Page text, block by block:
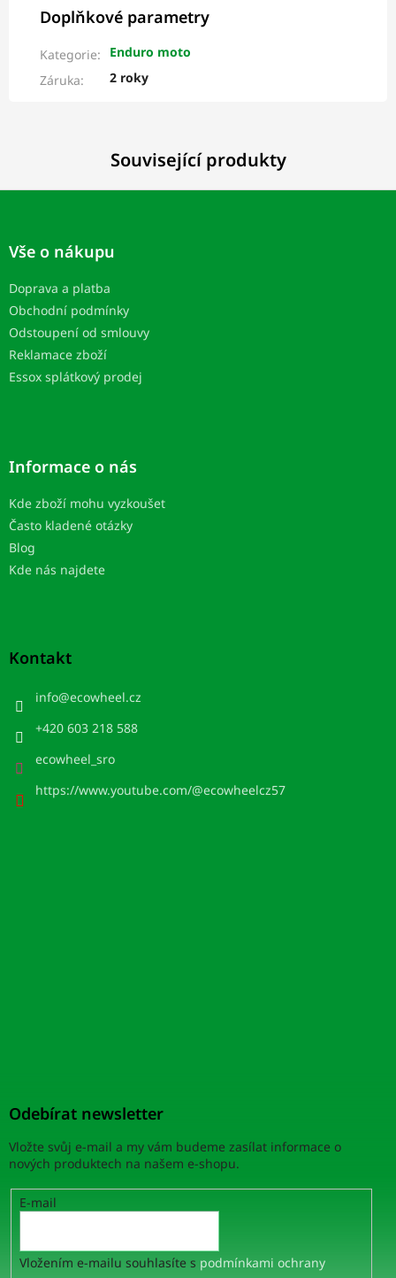
Související produkty
Doplňkové parametry
Kategorie:
Enduro moto
Záruka: 2 roky
Z
Vše o nákupu
Doprava a platba
Obchodní podmínky
Odstoupení od smlouvy
Reklamace zboží
Essox splátkový prodej
Informace o nás
Kde zboží mohu vyzkoušet
Často kladené otázky
Blog
Kde nás najdete
Kontakt
info@ecowheel.cz
+420 603 218 588
ecowheel_sro
https://www.youtube.com/@ecowheelcz57
Odebírat newsletter
Vložte svůj e-mail a my vám budeme zasílat informace o
nových produktech na našem e-shopu.
E-mail
Vložením e-mailu souhlasíte s podmínkami ochrany